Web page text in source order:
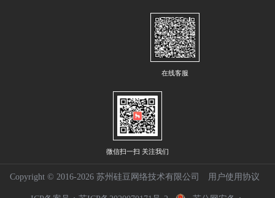
在线客服
微信扫一扫 关注我们
Copyright © 2016-2026 苏州硅豆网络技术有限公司 用户使用协议